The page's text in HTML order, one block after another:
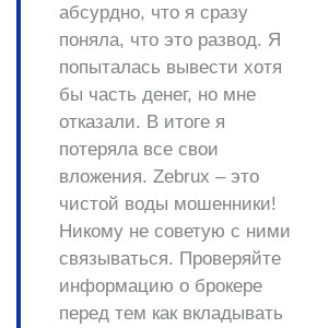
абсурдно, что я сразу
поняла, что это развод. Я
попыталась вывести хотя
бы часть денег, но мне
отказали. В итоге я
потеряла все свои
вложения. Zebrux – это
чистой воды мошенники!
Никому не советую с ними
связываться. Проверяйте
информацию о брокере
перед тем как вкладывать